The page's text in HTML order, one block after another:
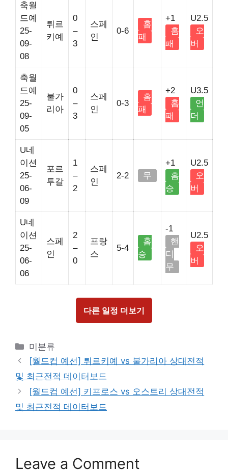
축월
드예
25-
09-
08
튀르
키예
0
–
3
스페
인
0-6
홈
패
+1
홈
패
U2.5
오
버
축월
드예
25-
09-
05
불가
리아
0
–
3
스페
인
0-3
홈
패
+2
홈
패
U3.5
언
더
U네
이션
25-
06-
09
포르
투갈
1
–
2
스페
인
2-2 무
+1
홈
승
U2.5
오
버
U네
이션
25-
06-
06
스페
인
2
–
0
프랑
스
5-4
홈
승
-1
핸
디
무
U2.5
오
버
다른 일정 더보기
Categories
미분류
[월드컵 예선] 튀르키예 vs 불가리아 상대전적
및 최근전적 데이터보드
[월드컵 예선] 키프로스 vs 오스트리 상대전적
및 최근전적 데이터보드
Leave a Comment